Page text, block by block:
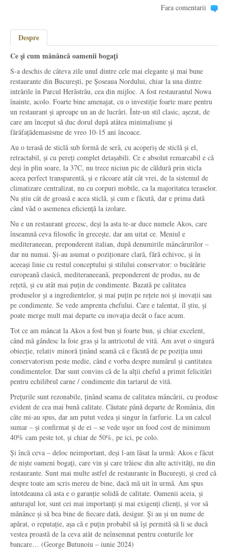
Fara comentarii
Despre
Ce și cum mănâncă oamenii bogați
S-a deschis de câteva zile unul dintre cele mai elegante și mai bune
restaurante din București, pe Șoseaua Nordului, chiar la una dintre
intrările în Parcul Herăstrău, cea din mijloc. A fost restaurantul Nowa
înainte, acolo. Foarte bine amenajat, cu o investiție foarte mare pentru
un restaurant și aproape un an de lucrări. Într-un stil clasic, așezat, de
care am început să duc dorul după atâtea minimalisme și
fărăfațădemasisme de vreo 10-15 ani încoace.
Au o terasă de sticlă sub formă de seră, cu acoperiș de sticlă și el,
retractabil, și cu pereți complet detașabili. Ce e absolut remarcabil e că
deși în plin soare, la 37C, nu trece niciun pic de căldură prin sticla
aceea perfect transparentă, și e răcoare atât cât vrei, de la sistemul de
climatizare centralizat, nu cu corpuri mobile, ca la majoritatea teraselor.
Nu știu cât de groasă e acea sticlă, și cum e făcută, dar e prima dată
când văd o asemenea eficiență la izolare.
Nu e un restaurant grecesc, deși la asta te-ar duce numele Akos, care
înseamnă ceva filosofic în grecește, dar am uitat ce. Meniul e
mediteraneean, preponderent italian, după denumirile mâncărurilor –
dar nu numai. Și-au asumat o poziționare clară, fără echivoc, și în
aceeași linie cu restul conceptului și stilului conservator: o bucătărie
europeană clasică, mediteraneeană, preponderent de produs, nu de
rețetă, și cu atât mai puțin de condimente. Bazată pe calitatea
produselor și a ingredientelor, și mai puțin pe rețete noi și inovații sau
pe condimente. Se vede amprenta chefului. Care e talentat, îl știu, și
poate merge mult mai departe cu inovația decât o face acum.
Tot ce am mâncat la Akos a fost bun și foarte bun, și chiar excelent,
când mă gândesc la foie gras și la antricotul de vită. Am avut o singură
obiecție, relativ minoră ținând seamă că e făcută de pe poziția unui
conservatorism peste medie, când e vorba despre numărul și cantitatea
condimentelor. Dar sunt convins că de la alții cheful a primit felicitări
pentru echilibrul carne / condimente din tartarul de vită.
Prețurile sunt rezonabile, ținând seama de calitatea mâncării, cu produse
evident de cea mai bună calitate. Căutate până departe de România, din
câte mi-au spus, dar am putut vedea și singur în farfurie. La un calcul
sumar – și confirmat și de ei – se vede ușor un food cost de minimum
40% cam peste tot, și chiar de 50%, pe ici, pe colo.
Și încă ceva – deloc neimportant, deși l-am lăsat la urmă: Akos e făcut
de niște oameni bogați, care vin și care trăiesc din alte activități, nu din
restaurante. Sunt mai multe astfel de restaurante în București, și cred că
despre toate am scris mereu de bine, dacă mă uit în urmă. Am spus
întotdeauna că asta e o garanție solidă de calitate. Oamenii aceia, și
anturajul lor, sunt cei mai importanți și mai exigenți clienți, și vor să
mănânce și să bea bine de fiecare dată, desigur. Și au și un nume de
apărat, o reputație, așa că e puțin probabil să își permită să li se ducă
vestea proastă de la ceva atât de neînsemnat pentru conturile lor
bancare… (George Butunoiu – iunie 2024)